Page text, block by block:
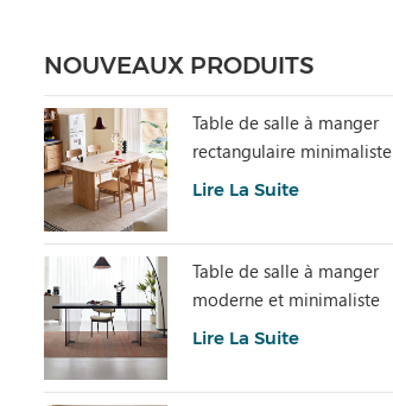
NOUVEAUX PRODUITS
Table de salle à manger
rectangulaire minimaliste
avec pierre frittée
Lire La Suite
Table de salle à manger
moderne et minimaliste
en dalle de pierre grise
Lire La Suite